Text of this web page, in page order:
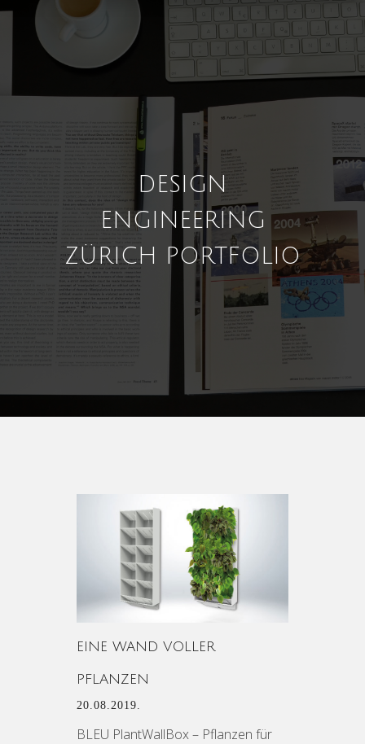
DESIGN
ENGINEERING
ZÜRICH PORTFOLIO
EINE WAND VOLLER
PFLANZEN
20.08.2019.
BLEU PlantWallBox – Pflanzen für